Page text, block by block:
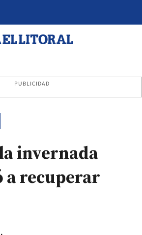
PUBLICIDAD
invernada
a recuperar